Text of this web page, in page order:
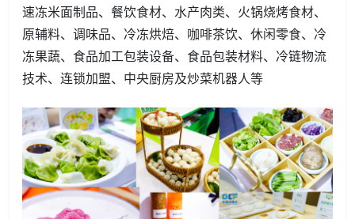
速冻米面制品、餐饮食材、水产肉类、火锅烧烤食材、
原辅料、调味品、冷冻烘焙、咖啡茶饮、休闲零食、冷
冻果蔬、食品加工包装设备、食品包装材料、冷链物流
技术、连锁加盟、中央厨房及炒菜机器人等